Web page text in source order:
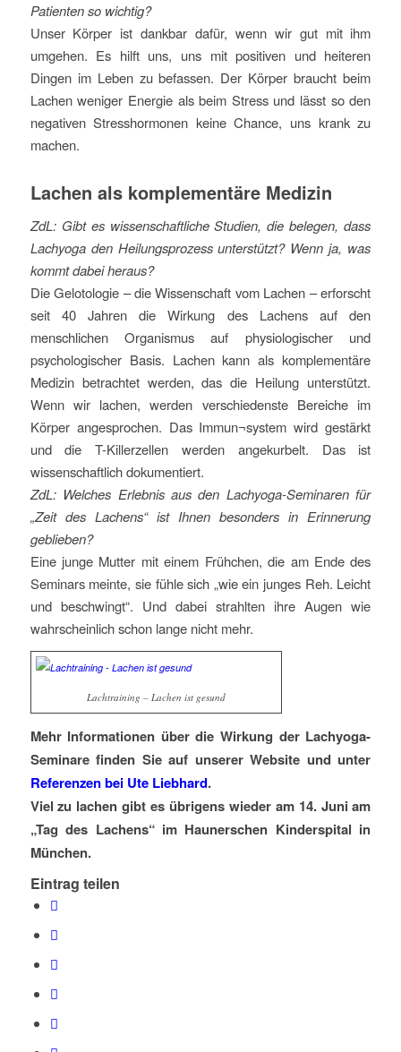
Patienten so wichtig?
Unser Körper ist dankbar dafür, wenn wir gut mit ihm
umgehen. Es hilft uns, uns mit positiven und heiteren
Dingen im Leben zu befassen. Der Körper braucht beim
Lachen weniger Energie als beim Stress und lässt so den
negativen Stresshormonen keine Chance, uns krank zu
machen.
Lachen als komplementäre Medizin
ZdL: Gibt es wissenschaftliche Studien, die belegen, dass
Lachyoga den Heilungsprozess unterstützt? Wenn ja, was
kommt dabei heraus?
Die Gelotologie – die Wissenschaft vom Lachen – erforscht
seit 40 Jahren die Wirkung des Lachens auf den
menschlichen Organismus auf physiologischer und
psychologischer Basis. Lachen kann als komplementäre
Medizin betrachtet werden, das die Heilung unterstützt.
Wenn wir lachen, werden verschiedenste Bereiche im
Körper angesprochen. Das Immun¬system wird gestärkt
und die T-Killerzellen werden angekurbelt. Das ist
wissenschaftlich dokumentiert.
ZdL: Welches Erlebnis aus den Lachyoga-Seminaren für
„Zeit des Lachens“ ist Ihnen besonders in Erinnerung
geblieben?
Eine junge Mutter mit einem Frühchen, die am Ende des
Seminars meinte, sie fühle sich „wie ein junges Reh. Leicht
und beschwingt“. Und dabei strahlten ihre Augen wie
wahrscheinlich schon lange nicht mehr.
Lachtraining – Lachen ist gesund
Mehr Informationen über die Wirkung der Lachyoga-
Seminare finden Sie auf unserer Website und unter
Referenzen bei Ute Liebhard.
Viel zu lachen gibt es übrigens wieder am 14. Juni am
„Tag des Lachens“ im Haunerschen Kinderspital in
München.
Eintrag teilen